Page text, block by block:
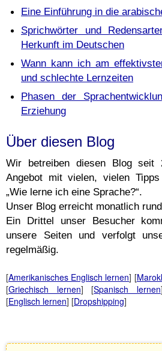
Eine Einführung in die
Sprichwörter und
Herkunft im Deutschen
Wann kann ich am
und schlechte Lernzeiten
Phasen der
Erziehung
Über diesen Blog
Wir betreiben diesen Blog seit
Angebot mit vielen, vielen
„Wie lerne ich eine Sprache?“.
Unser Blog erreicht monatlich
Ein Drittel unser Besucher
unsere Seiten und verfolgt
regelmäßig.
[Amerikanisches Englisch lernen] [
[Griechisch lernen] [Spanisch lernen
[Englisch lernen] [Dropshipping]